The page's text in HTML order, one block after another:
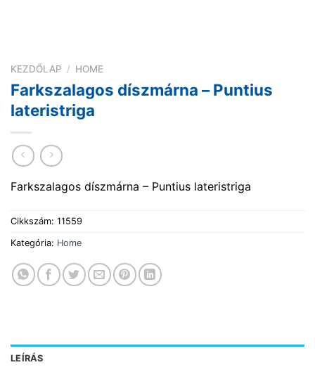
KEZDŐLAP / HOME
Farkszalagos díszmárna – Puntius
lateristriga
Farkszalagos díszmárna – Puntius lateristriga
Cikkszám: 11559
Kategória: Home
LEÍRÁS